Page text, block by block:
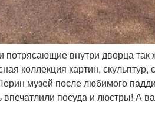
внутри дворца так
коллекция картин, скульптур,
музей после любимого
посуда и люстры! А